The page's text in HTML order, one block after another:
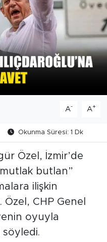
A- A+
Okunma Süresi: 1 Dk
Özel, İzmir’de
butlan”
ilişkin
CHP Genel
oyuyla
söyledi.